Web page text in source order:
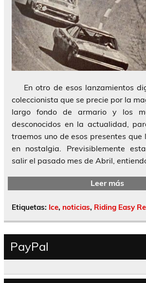
En otro de esos lanzamientos
coleccionista que se precie por la
largo fondo de armario y los
desconocidos en la actualidad,
traemos uno de esos presentes que
en nostalgia. Previsiblemente
salir el pasado mes de Abril,
Leer más
Etiquetas: Ice, noticias, Riding Easy
PayPal